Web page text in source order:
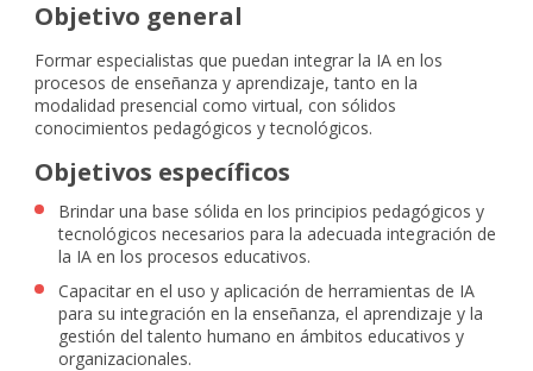
Objetivo general
Formar especialistas que puedan integrar la IA en los
procesos de enseñanza y aprendizaje, tanto en la
modalidad presencial como virtual, con sólidos
conocimientos pedagógicos y tecnológicos.
Objetivos específicos
Brindar una base sólida en los principios pedagógicos y
tecnológicos necesarios para la adecuada integración de
la IA en los procesos educativos.
Capacitar en el uso y aplicación de herramientas de IA
para su integración en la enseñanza, el aprendizaje y la
gestión del talento humano en ámbitos educativos y
organizacionales.